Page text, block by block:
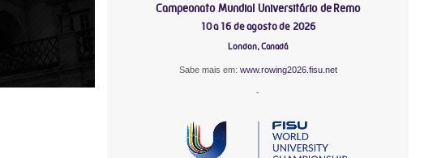
Campeonato Mundial Universitário de Remo
10 a 16 de agosto de 2026
London, Canadá
Sabe mais em: www.rowing2026.fisu.net
-